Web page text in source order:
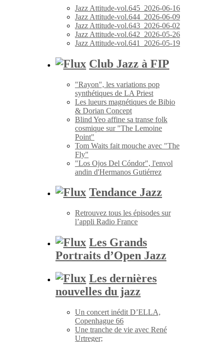
Jazz Attitude-vol.645_2026-06-16
Jazz Attitude-vol.644_2026-06-09
Jazz Attitude-vol.643_2026-06-02
Jazz Attitude-vol.642_2026-05-26
Jazz Attitude-vol.641_2026-05-19
Club Jazz à FIP
"Rayon", les variations pop
synthétiques de LA Priest
Les lueurs magnétiques de Bibio
& Dorian Concept
Blind Yeo affine sa transe folk
cosmique sur "The Lemoine
Point"
Tom Waits fait mouche avec "The
Fly"
"Los Ojos Del Cóndor", l'envol
andin d'Hermanos Gutiérrez
Tendance Jazz
Retrouvez tous les épisodes sur
l’appli Radio France
Les Grands
Portraits d’Open Jazz
Les dernières
nouvelles du jazz
Un concert inédit D’ELLA,
Copenhague 66
Une tranche de vie avec René
Urtreger;